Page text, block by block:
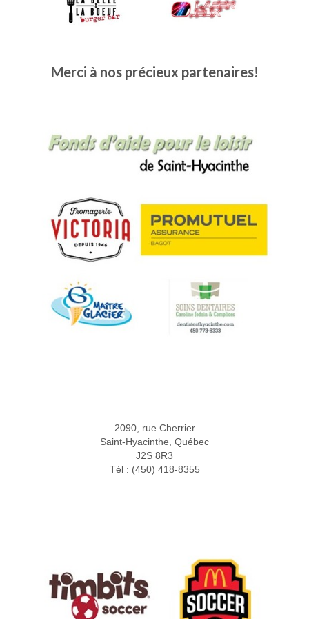
Merci à nos précieux partenaires!
2090, rue Cherrier
Saint-Hyacinthe, Québec
J2S 8R3
Tél : (450) 418-8355